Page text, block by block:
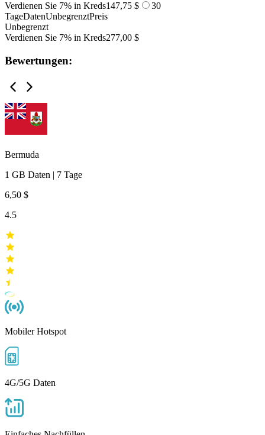
Verdienen Sie 7% in Kreds147,75 $
30
TageDatenUnbegrenztPreis
Unbegrenzt
Verdienen Sie 7% in Kreds277,00 $
Bewertungen:
Bermuda
1 GB Daten | 7 Tage
6,50 $
4.5
Mobiler Hotspot
4G/5G Daten